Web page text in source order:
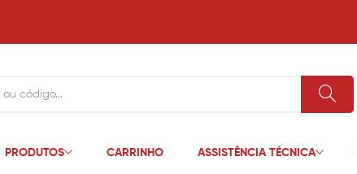
PRODUTOS CARRINHO ASSISTÊNCIA TÉCNICA